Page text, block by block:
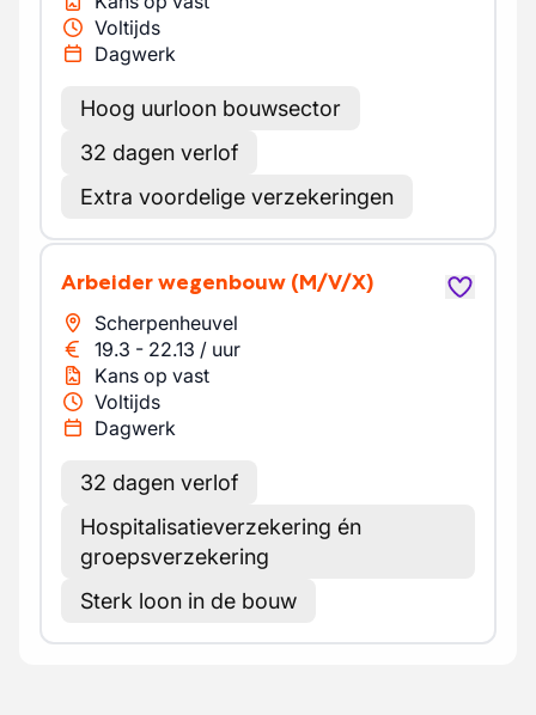
Voltijds
Dagwerk
Hoog uurloon bouwsector
32 dagen verlof
Extra voordelige verzekeringen
Arbeider wegenbouw (M/V/X)
Scherpenheuvel
19.3 - 22.13 / uur
Kans op vast
Voltijds
Dagwerk
32 dagen verlof
Hospitalisatieverzekering én
groepsverzekering
Sterk loon in de bouw